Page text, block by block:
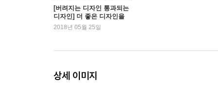
17 사용 컬러 수를 줄인 디자인
18 배경을 조절해 사진을 강조한 디자인
19 사진 색상을 보정한 디자인
Part 2 그리드
[버려지는 디자인 통과되는
디자인] 더 좋은 디자인을
만드는 레이아웃의 비밀
2018년 05월 25일
상세 이미지